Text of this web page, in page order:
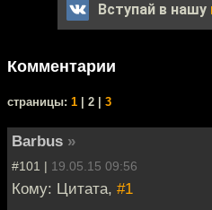
Вступай в нашу
Комментарии
cтраницы: 1 | 2 | 3
Barbus »
#101 | 19.05.15 09:56
Кому: Цитата, #1